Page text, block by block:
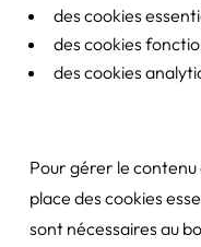
des cookies
des cookies
des cookies
Pour gérer le
place des cookies
sont nécessaires au